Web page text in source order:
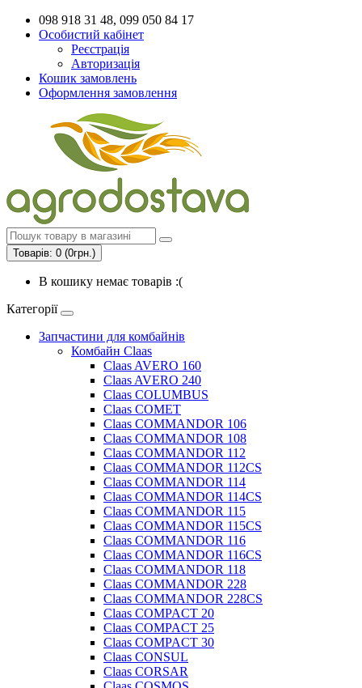
098 918 31 48, 099 050 84 17
Особистий кабінет
Реєстрація
Авторизація
Кошик замовлень
Оформлення замовлення
Товарів: 0 (0грн.)
В кошику немає товарів :(
Категорії
Запчастини для комбайнів
Комбайн Claas
Claas AVERO 160
Claas AVERO 240
Claas COLUMBUS
Claas COMET
Claas COMMANDOR 106
Claas COMMANDOR 108
Claas COMMANDOR 112
Claas COMMANDOR 112CS
Claas COMMANDOR 114
Claas COMMANDOR 114CS
Claas COMMANDOR 115
Claas COMMANDOR 115CS
Claas COMMANDOR 116
Claas COMMANDOR 116CS
Claas COMMANDOR 118
Claas COMMANDOR 228
Claas COMMANDOR 228CS
Claas COMPACT 20
Claas COMPACT 25
Claas COMPACT 30
Claas CONSUL
Claas CORSAR